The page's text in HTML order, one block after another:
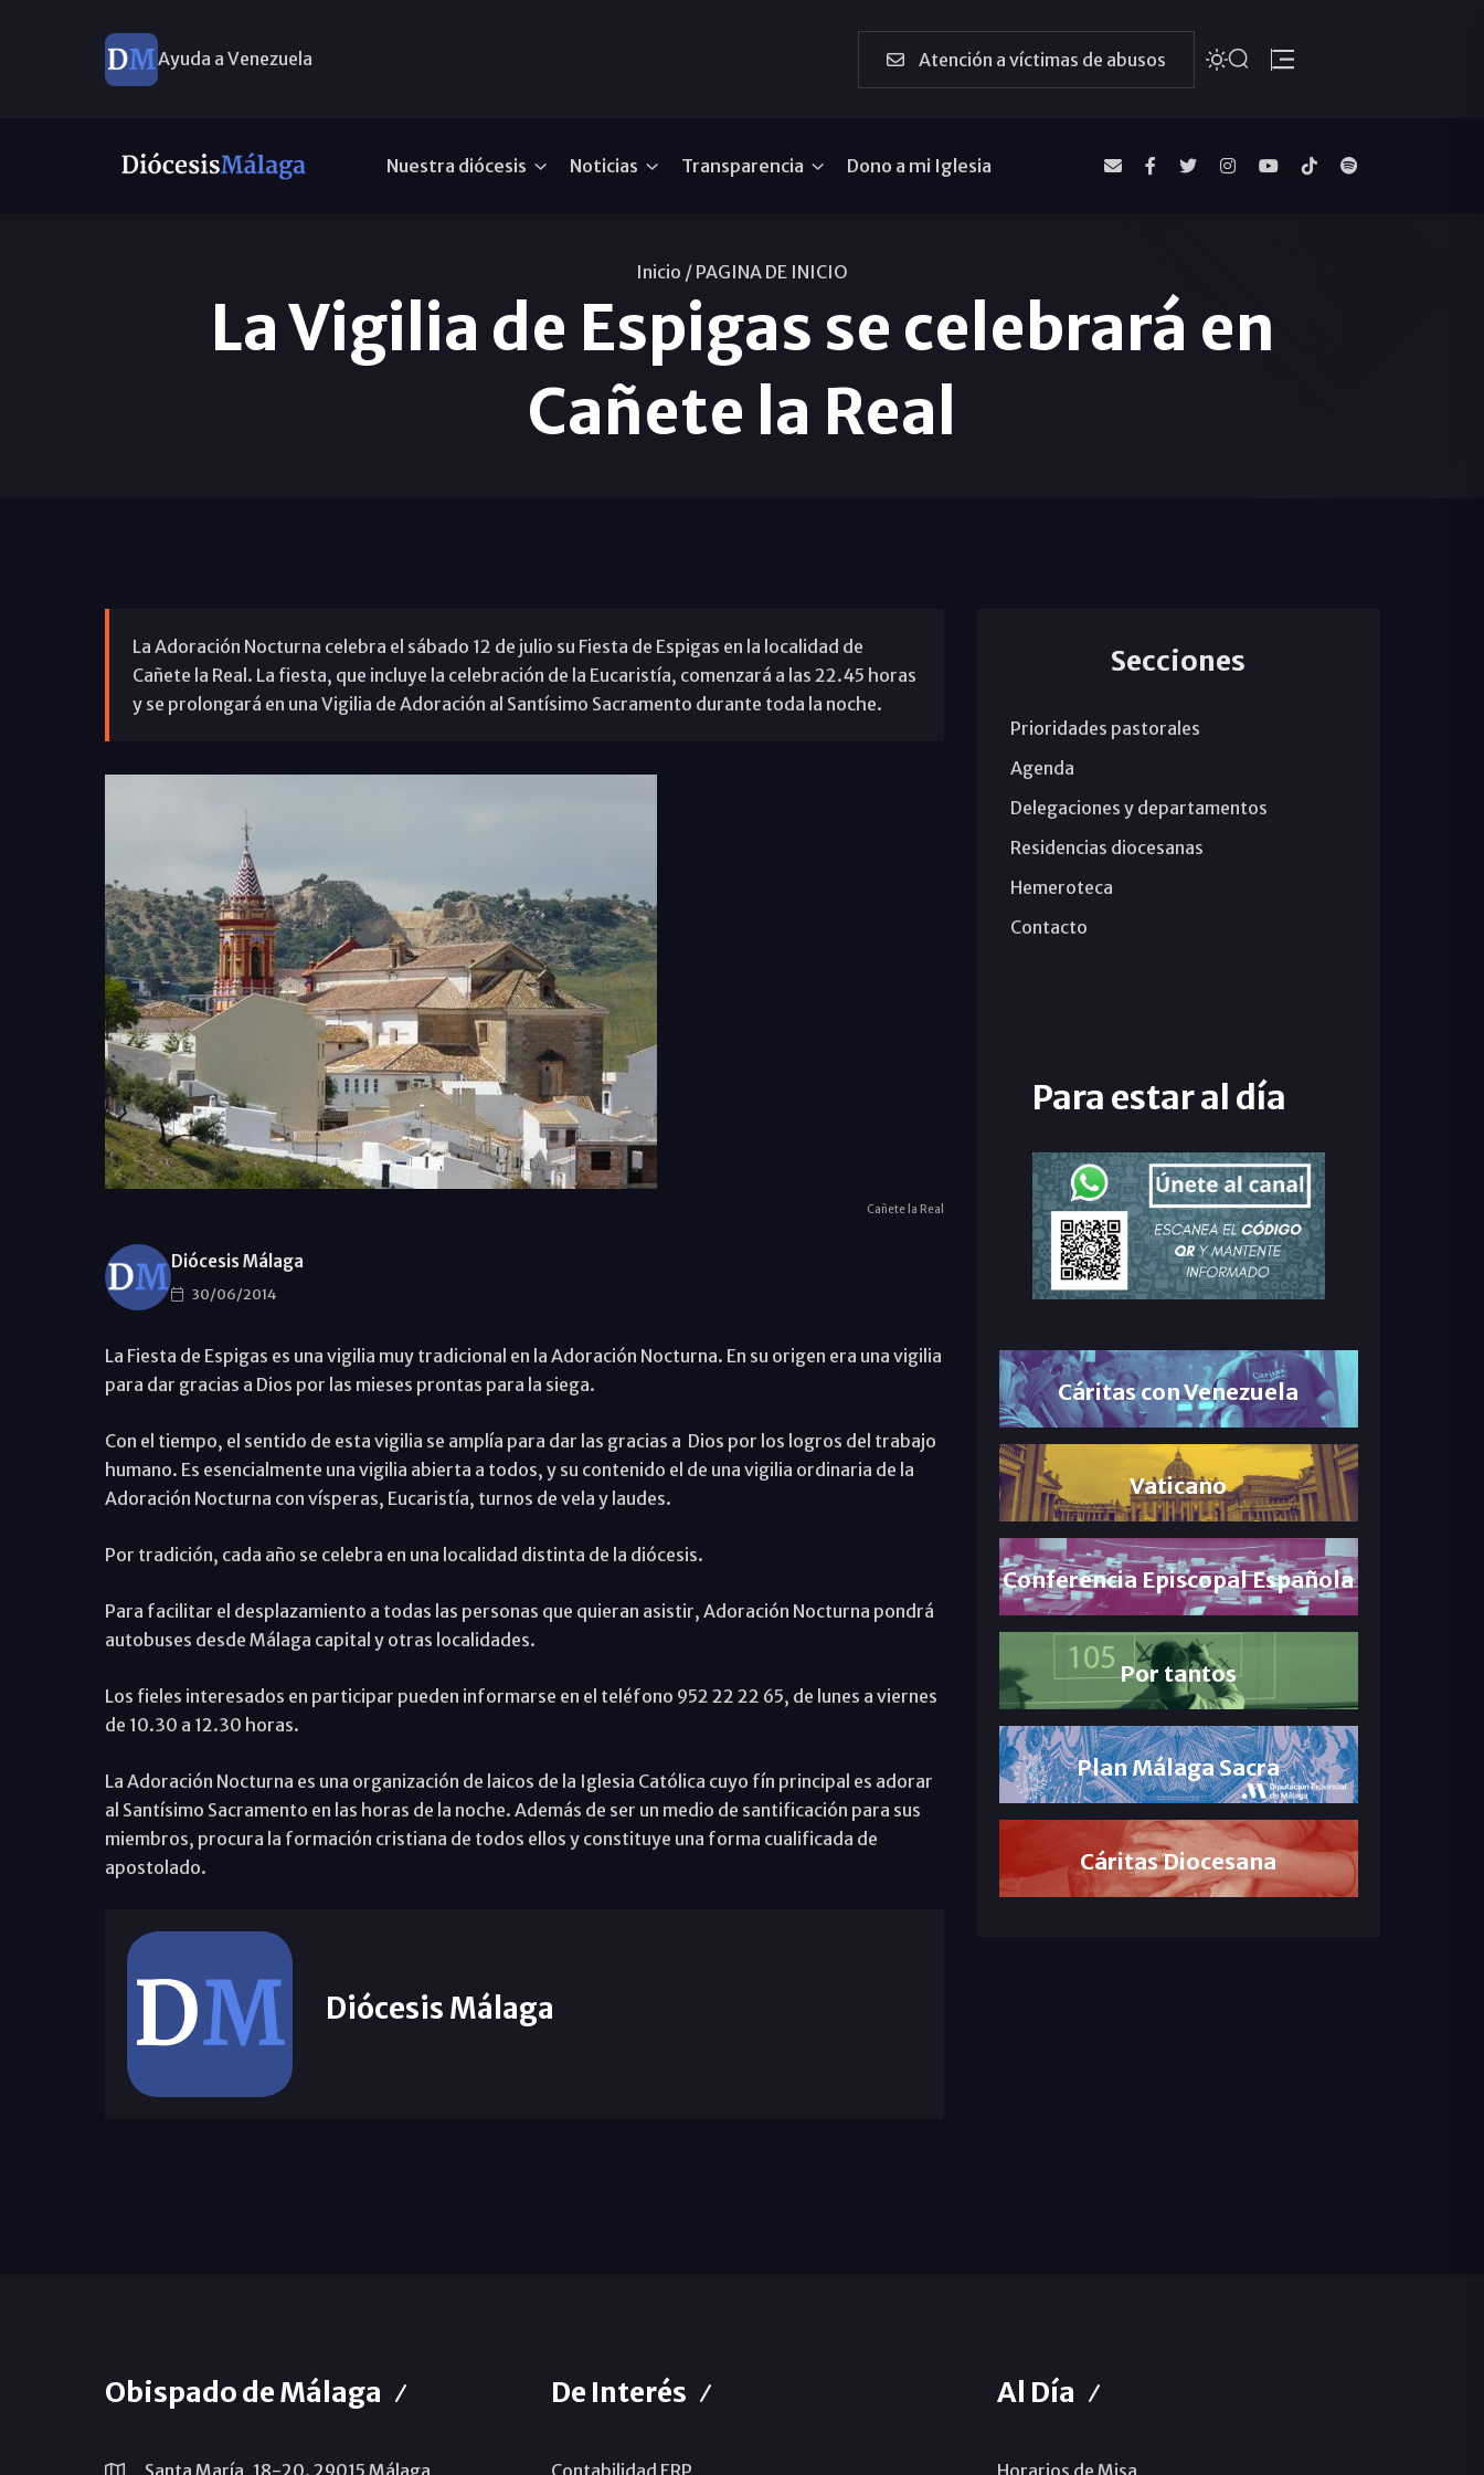
Ayuda a Venezuela Atención a víctimas de abusos
Nuestra diócesis Noticias Transparencia Dono a mi Iglesia
Inicio / PAGINA DE INICIO
La Vigilia de Espigas se celebrará en
Cañete la Real
La Adoración Nocturna celebra el sábado 12 de julio su Fiesta de Espigas en la localidad de
Cañete la Real. La fiesta, que incluye la celebración de la Eucaristía, comenzará a las 22.45 horas
y se prolongará en una Vigilia de Adoración al Santísimo Sacramento durante toda la noche.
Cañete la Real
Diócesis Málaga
30/06/2014
La Fiesta de Espigas es una vigilia muy tradicional en la Adoración Nocturna. En su origen era una vigilia
para dar gracias a Dios por las mieses prontas para la siega.
Con el tiempo, el sentido de esta vigilia se amplía para dar las gracias a Dios por los logros del trabajo
humano. Es esencialmente una vigilia abierta a todos, y su contenido el de una vigilia ordinaria de la
Adoración Nocturna con vísperas, Eucaristía, turnos de vela y laudes.
Por tradición, cada año se celebra en una localidad distinta de la diócesis.
Para facilitar el desplazamiento a todas las personas que quieran asistir, Adoración Nocturna pondrá
autobuses desde Málaga capital y otras localidades.
Los fieles interesados en participar pueden informarse en el teléfono 952 22 22 65, de lunes a viernes
de 10.30 a 12.30 horas.
La Adoración Nocturna es una organización de laicos de la Iglesia Católica cuyo fín principal es adorar
al Santísimo Sacramento en las horas de la noche. Además de ser un medio de santificación para sus
miembros, procura la formación cristiana de todos ellos y constituye una forma cualificada de
apostolado.
Diócesis Málaga
Secciones
Prioridades pastorales
Agenda
Delegaciones y departamentos
Residencias diocesanas
Hemeroteca
Contacto
Para estar al día
Cáritas con Venezuela
Vaticano
Conferencia Episcopal Española
Por tantos
Plan Málaga Sacra
Cáritas Diocesana
Obispado de Málaga
Santa María, 18-20. 29015 Málaga
De Interés
Contabilidad ERP
Al Día
Horarios de Misa